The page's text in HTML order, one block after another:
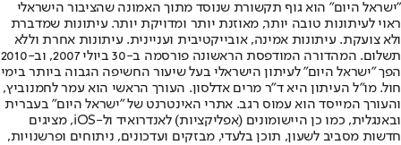
"ישראל היום" הוא גוף תקשורת שנוסד מתוך האמונה שהציבור הישראלי
ראוי לעיתונות טובה יותר, מאוזנת יותר ומדויקת יותר. עיתונות שמדברת
ולא צועקת. עיתונות אמינה, אובייקטיבית ועניינית. עיתונות אחרת וללא
תשלום. המהדורה המודפסת הראשונה פורסמה ב-30 ביולי 2007, וב-2010
הפך "ישראל היום" לעיתון הישראלי בעל שיעור החשיפה הגבוה ביותר בימי
חול. מו"ל העיתון היא ד"ר מרים אדלסון. העורך הראשי הוא עמר לחמנוביץ,
והעורך המייסד הוא עמוס רגב. אתרי האינטרנט של "ישראל היום" בעברית
ובאנגלית, כמו כן היישומונים (אפליקציות) לאנדרואיד ול-iOS, מציגים
חדשות מסביב לשעון, תוכן בלעדי, מבזקים ועדכונים, ניתוחים ופרשנויות,